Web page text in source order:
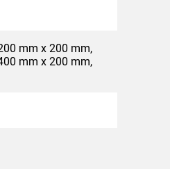
mm x 200 mm,
mm x 200 mm,